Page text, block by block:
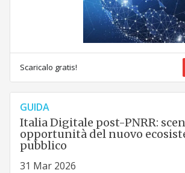
Scaricalo gratis!
GUIDA
Italia Digitale post-PNRR:
opportunità del nuovo
pubblico
31 Mar 2026